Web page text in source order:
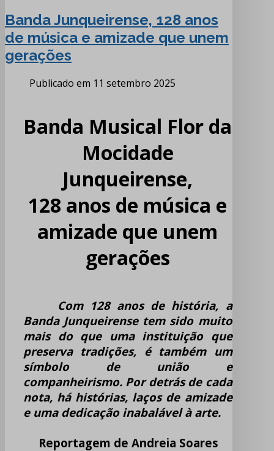
Banda Junqueirense, 128 anos
de música e amizade que unem
gerações
Publicado em 11 setembro 2025
Banda Musical Flor da
Mocidade
Junqueirense,
128 anos de música e
amizade que unem
gerações
Com 128 anos de história, a
Banda Junqueirense tem sido muito
mais do que uma instituição que
preserva tradições, é também um
símbolo de união e
companheirismo. Por detrás de cada
nota, há histórias, laços de amizade
e uma dedicação inabalável à arte.
Reportagem de Andreia Soares